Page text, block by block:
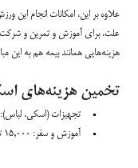
علاوه بر این، امکانات انجام این
علت، برای آموزش و تمرین و شرکت
هزینه‌هایی همانند بیمه هم به این
تخمین هزینه‌های
تجهیزات (اسکی، لباس): ۳,۰۰۰ تا ۵,۰۰۰ دلار.
آموزش و سفر: ۱۵,۰۰۰ تا ۳۰,۰۰۰ دلار در سال.